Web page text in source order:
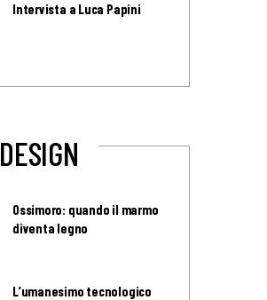
Intervista a Luca Papini
DESIGN
Ossimoro: quando il marmo
diventa legno
L’umanesimo tecnologico